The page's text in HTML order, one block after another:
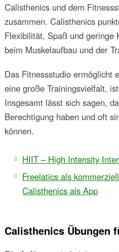
Calisthenics und dem
zusammen. Calisthenics
Flexibilität, Spaß und geringe
beim Muskelaufbau und der
Das Fitnessstudio ermöglicht
eine große Trainingsvielfalt,
Insgesamt lässt sich sagen,
Berechtigung haben und oft
können.
HIIT – High Intensity
Freelatics als
Calisthenics als App
Calisthenics Übungen